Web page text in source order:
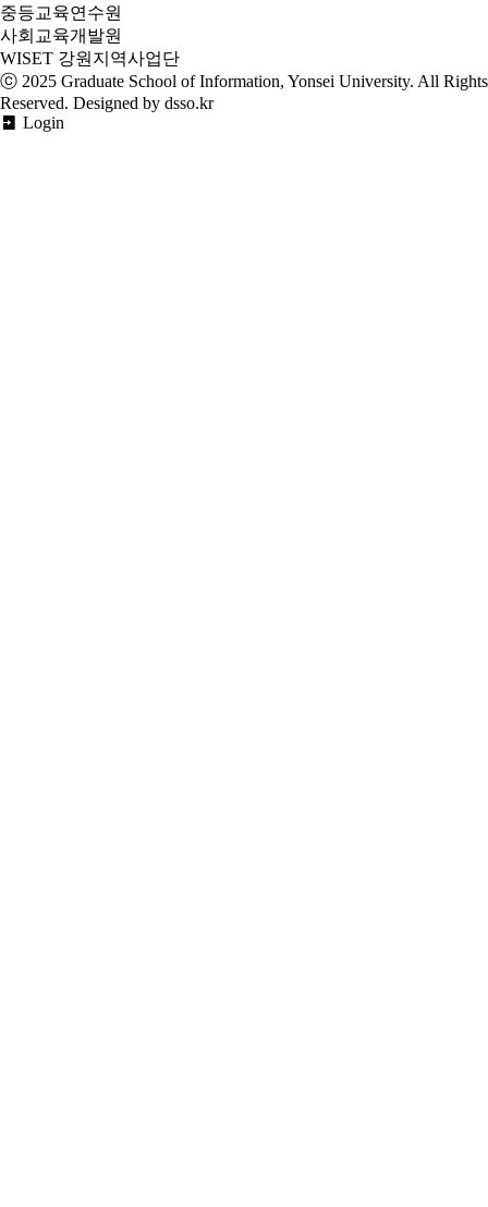
중등교육연수원
사회교육개발원
WISET 강원지역사업단
ⓒ 2025 Graduate School of Information, Yonsei University. All Rights
Reserved. Designed by dsso.kr
Login